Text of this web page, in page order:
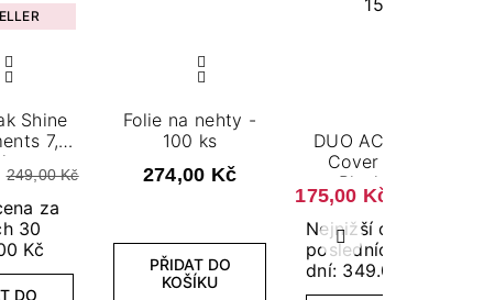
Další
Shine
7,2
249,00 Kč
za
30
Kč
DO
Folie na nehty -
100 ks
274,00 Kč
PŘIDAT DO
KOŠÍKU
DUO ACRYLGEL
Cover Peach
Blush 15 g
175,00 Kč
Nejnižší cena za
posledních 30
dní: 349.00 Kč